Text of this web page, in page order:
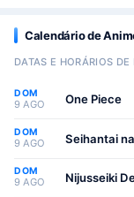
Calendário de
DATAS E HORÁRIOS
DOM
9 AGO One Piece
DOM
9 AGO Seihantai
DOM
9 AGO Nijusseiki